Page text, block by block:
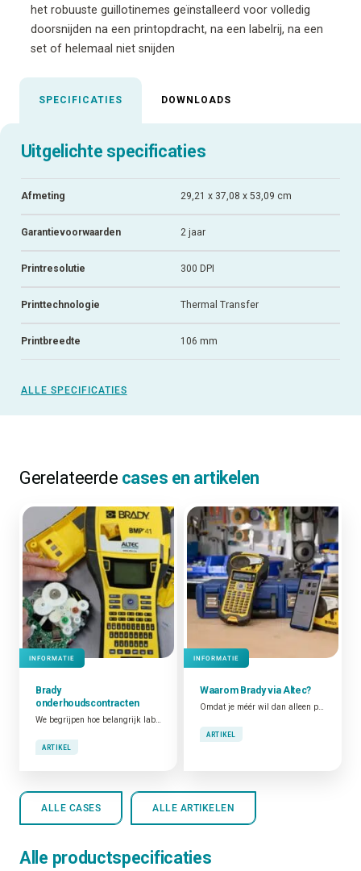
het robuuste guillotinemes geïnstalleerd voor volledig
doorsnijden na een printopdracht, na een labelrij, na een
set of helemaal niet snijden
SPECIFICATIES DOWNLOADS
Uitgelichte specificaties
Afmeting 29,21 x 37,08 x 53,09 cm
Garantievoorwaarden 2 jaar
Printresolutie 300 DPI
Printtechnologie Thermal Transfer
Printbreedte 106 mm
ALLE SPECIFICATIES
Gerelateerde cases en artikelen
INFORMATIE
Brady
onderhoudscontracten
We begrijpen hoe belangrijk labelprinters kunnen zijn. We weten dat ze een essentiële rol spelen bij het mogelijk maken van tracering, kwaliteitscontrole, fraudepreventie, verhoogde veiligheid en operationele efficiëntie. Daarom bieden we voor elk technisch probleem zo snel mogelijk een oplossing.
ARTIKEL
INFORMATIE
Waarom Brady via Altec?
Omdat je méér wil dan alleen producten. Wij vertalen je toepassing naar de juiste Brady-oplossing, zorgen voor snelle levering, correcte plaatsing en maken je team vlot wegwijs.
ARTIKEL
ALLE CASES ALLE ARTIKELEN
Alle productspecificaties